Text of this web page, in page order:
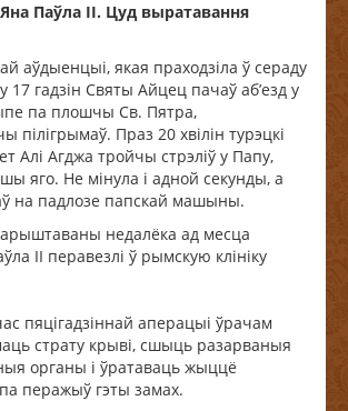
Паўла ІІ. Цуд выратавання
аўдыенцыі, якая праходзіла ў сераду
17 гадзін Святы Айцец пачаў аб’езд у
па плошчы Св. Пятра,
пілігрымаў. Праз 20 хвілін турэцкі
Алі Агджа тройчы стрэліў у Папу,
яго. Не мінула і адной секунды, а
на падлозе папскай машыны.
недалёка ад месца
ІІ перавезлі ў рымскую клініку
пяцігадзіннай аперацыі ўрачам
страту крыві, сшыць разарваныя
органы і ўратаваць жыццё
перажыў гэты замах.